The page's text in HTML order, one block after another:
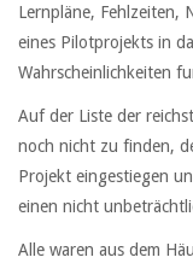
Lernpläne, Fehlzeiten,
eines Pilotprojekts in
Wahrscheinlichkeiten
Auf der Liste der
noch nicht zu finden,
Projekt eingestiegen
einen nicht
Alle waren aus dem